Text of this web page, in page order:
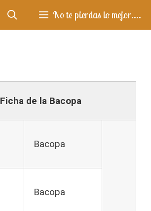
No te pierdas lo mejor....
Ficha de la Bacopa
Bacopa
Bacopa